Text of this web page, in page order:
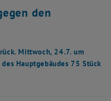
den
Mittwoch, 24.7. um
Hauptgebäudes 75 Stück